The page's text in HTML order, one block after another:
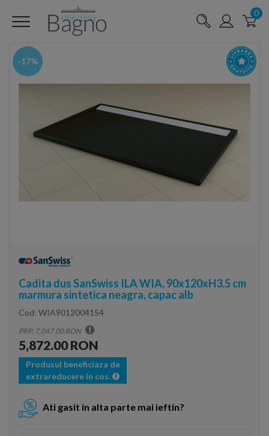
0
-17%
Cadita dus SanSwiss ILA WIA, 90x120xH3.5 cm
marmura sintetica neagra, capac alb
Cod: WIA9012004154
PRP: 7,047.00 RON
5,872.00 RON
Produsul beneficiaza de
extrareducere in cos.
Ati gasit in alta parte mai ieftin?